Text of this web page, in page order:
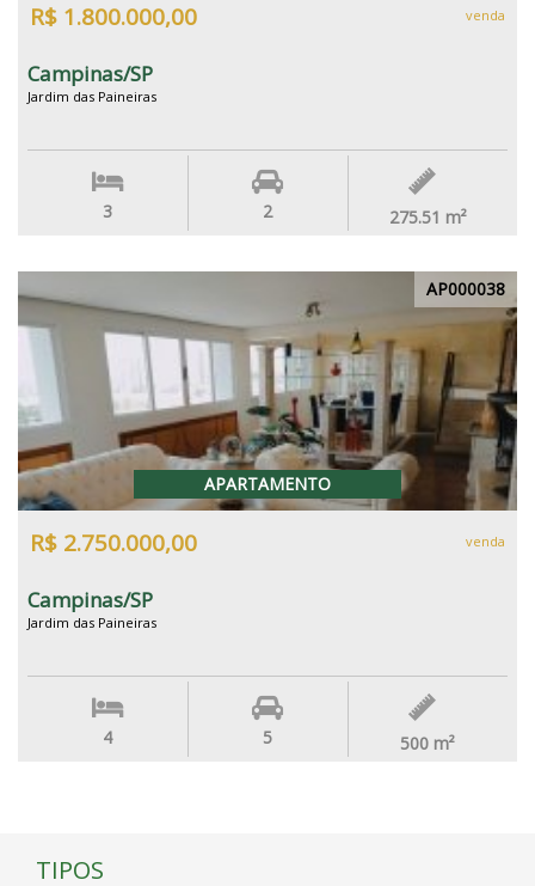
R$ 1.800.000,00 venda
Campinas/SP
Jardim das Paineiras
3 2 275.51 m²
AP000038
APARTAMENTO
R$ 2.750.000,00 venda
Campinas/SP
Jardim das Paineiras
4 5 500 m²
TIPOS